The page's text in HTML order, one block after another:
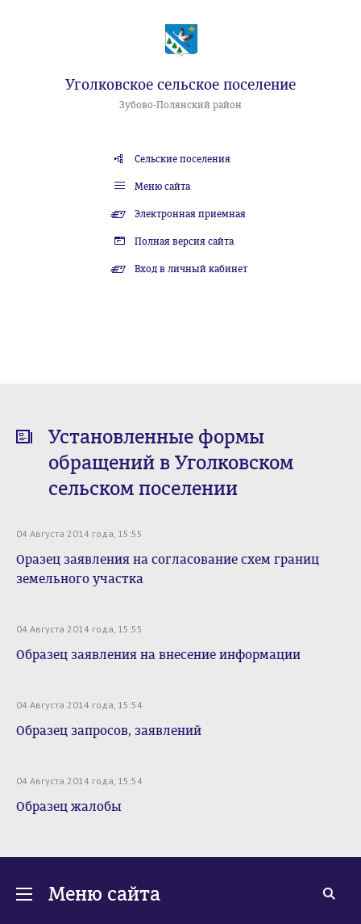
Уголковское сельское поселение
Зубово-Полянский район
Сельские поселения
Меню сайта
Электронная приемная
Полная версия сайта
Вход в личный кабинет
Установленные формы
обращений в Уголковском
сельском поселении
04 Августа 2014 года, 15:55
Оразец заявления на согласование схем границ
земельного участка
04 Августа 2014 года, 15:55
Образец заявления на внесение информации
04 Августа 2014 года, 15:54
Образец запросов, заявлений
04 Августа 2014 года, 15:54
Образец жалобы
Меню сайта